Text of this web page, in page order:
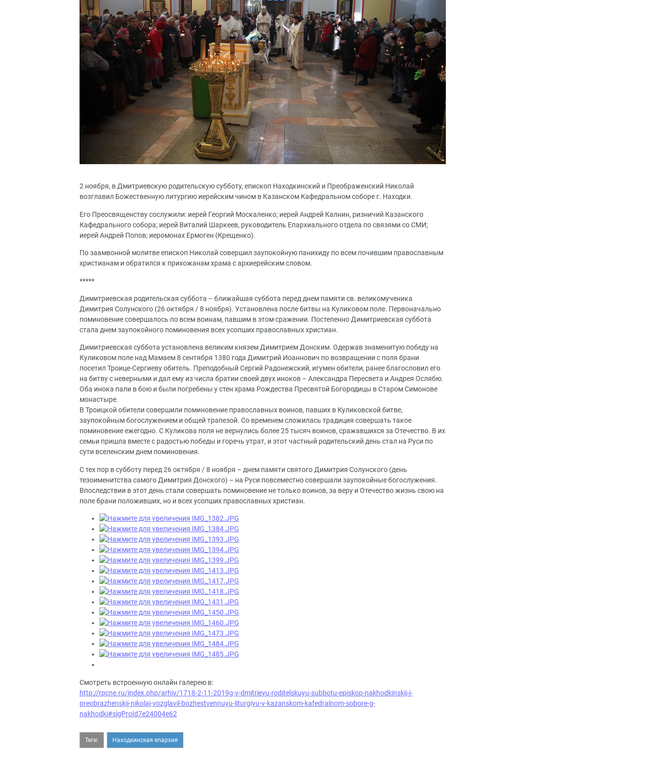
2 ноября, в Дмитриевcкую родительскую субботу, епископ Находкинский и Преображенский Николай
возглавил Божественную литургию иерейским чином в Казанском Кафедральном соборе г. Находки.
Его Преосвященству сослужили: иерей Георгий Москаленко; иерей Андрей Калнин, ризничий Казанского
Кафедрального собора; иерей Виталий Шаркеев, руководитель Епархиального отдела по связями со СМИ;
иерей Андрей Попов; иеромонах Ермоген (Крещенко).
По заамвонной молитве епископ Николай совершил заупокойную панихиду по всем почившим православным
христианам и обратился к прихожанам храма с архиерейским словом.
*****
Димитриевская родительская суббота – ближайшая суббота перед днем памяти св. великомученика
Димитрия Солунского (26 октября / 8 ноября). Установлена после битвы на Куликовом поле. Первоначально
поминовение совершалось по всем воинам, павшим в этом сражении. Постепенно Димитриевская суббота
стала днем заупокойного поминовения всех усопших православных христиан.
Димитриевская суббота установлена великим князем Димитрием Донским. Одержав знаменитую победу на
Куликовом поле над Мамаем 8 сентября 1380 года Димитрий Иоаннович по возвращении с поля брани
посетил Троице-Сергиеву обитель. Преподобный Сергий Радонежский, игумен обители, ранее благословил его
на битву с неверными и дал ему из числа братии своей двух иноков – Александра Пересвета и Андрея Ослябю.
Оба инока пали в бою и были погребены у стен храма Рождества Пресвятой Богородицы в Старом Симонове
монастыре.
В Троицкой обители совершили поминовение православных воинов, павших в Куликовской битве,
заупокойным богослужением и общей трапезой. Со временем сложилась традиция совершать такое
поминовение ежегодно. С Куликова поля не вернулись более 25 тысяч воинов, сражавшихся за Отечество. В их
семьи пришла вместе с радостью победы и горечь утрат, и этот частный родительский день стал на Руси по
сути вселенским днем поминовения.
С тех пор в субботу перед 26 октября / 8 ноября – днем памяти святого Димитрия Солунского (день
тезоименитства самого Димитрия Донского) – на Руси повсеместно совершали заупокойные богослужения.
Впоследствии в этот день стали совершать поминовение не только воинов, за веру и Отечество жизнь свою на
поле брани положивших, но и всех усопших православных христиан.
Смотреть встроенную онлайн галерею в:
http://rpcne.ru/index.php/arhiv/1718-2-11-2019g-v-dmitrievu-roditelskuyu-subbotu-episkop-nakhodkinskij-i-
preobrazhenskij-nikolaj-vozglavil-bozhestvennuyu-liturgiyu-v-kazanskom-kafedralnom-sobore-g-
nakhodki#sigProId7e24004e62
Теги: Находкинская епархия